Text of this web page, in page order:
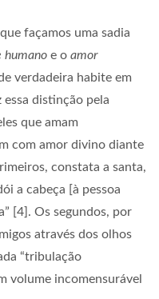
façamos uma sadia
humano e o amor
verdadeira habite em
essa distinção pela
que amam
com amor divino diante
constata a santa,
a cabeça [à pessoa
[4]. Os segundos, por
através dos olhos
“tribulação
volume incomensurável